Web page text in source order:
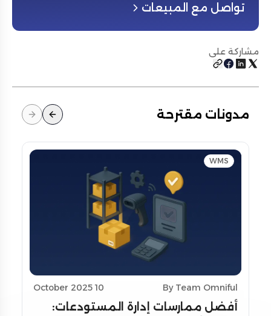
تواصل مع المبيعات
مشاركة على
مدونات مقترحة
WMS
By Team Omniful
10 October 2025
أفضل ممارسات إدارة المستودعات: